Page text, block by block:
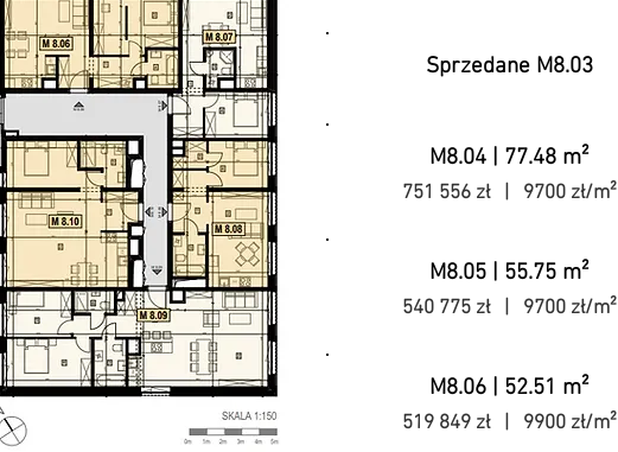
Sprzedane M8.03
M8.04 | 77.48 m²
751 556 zł | 9700 zł/m²
M8.05 | 55.75 m²
540 775 zł | 9700 zł/m²
M8.06 | 52.51 m²
519 849 zł | 9900 zł/m²